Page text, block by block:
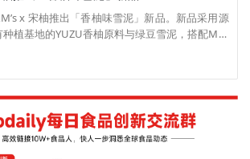
x 宋柚推出「香柚味雪泥」新品。新品采用源
植基地的YUZU香柚原料与绿豆雪泥，搭配M豆
，顶部添加彩色巧克力豆，并加入真实香柚果
，雪泥部分不含乳脂奶油，且使用低空气含量工
绵密度绵密细腻，入口丝滑。（来源：m豆俱乐